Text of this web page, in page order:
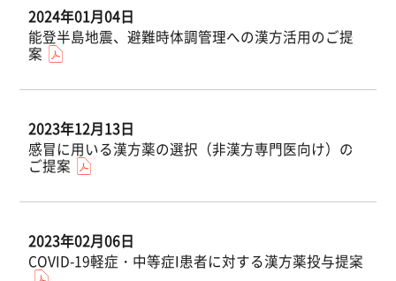
2024年01月04日
能登半島地震、避難時体調管理への漢方活用のご提
案
2023年12月13日
感冒に用いる漢方薬の選択（非漢方専門医向け）の
ご提案
2023年02月06日
COVID-19軽症・中等症I患者に対する漢方薬投与提案